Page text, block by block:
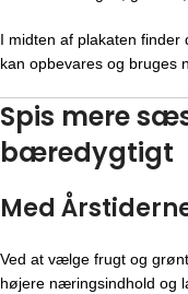
I midten af plakaten
kan opbevares og bruges
Spis mere
bæredygtigt
Med
Ved at vælge frugt og
højere næringsindhold og